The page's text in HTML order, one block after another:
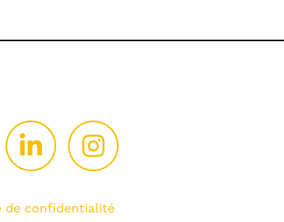
de confidentialité